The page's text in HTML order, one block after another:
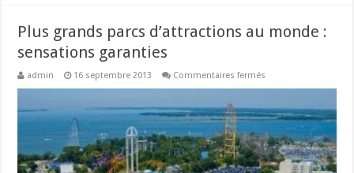
Plus grands parcs d’attractions au monde :
sensations garanties
admin 16 septembre 2013 Commentaires fermés
parcs
d’attractions
monde
:
sensations
garanties